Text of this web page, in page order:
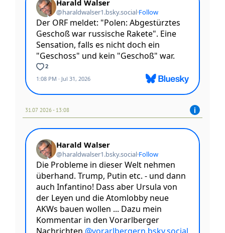
31.07 2026 - 13:08